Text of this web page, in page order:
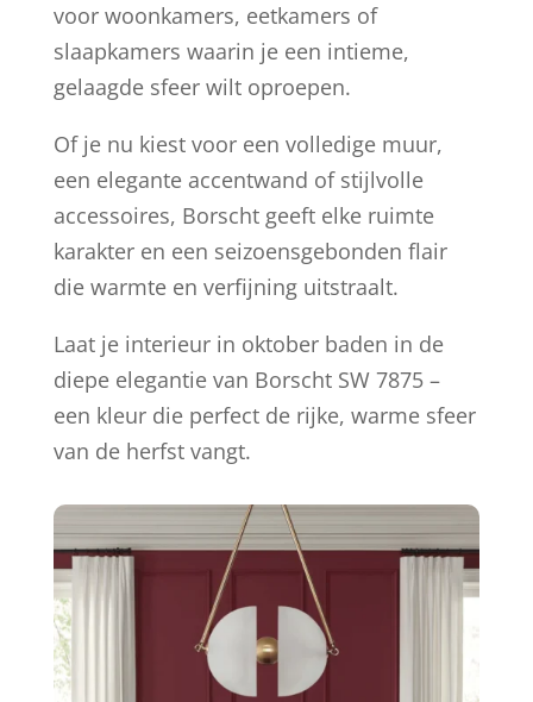
voor woonkamers, eetkamers of
slaapkamers waarin je een intieme,
gelaagde sfeer wilt oproepen.
Of je nu kiest voor een volledige muur,
een elegante accentwand of stijlvolle
accessoires, Borscht geeft elke ruimte
karakter en een seizoensgebonden flair
die warmte en verfijning uitstraalt.
Laat je interieur in oktober baden in de
diepe elegantie van Borscht SW 7875 –
een kleur die perfect de rijke, warme sfeer
van de herfst vangt.